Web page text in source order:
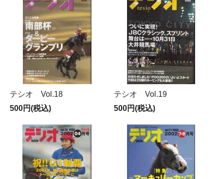
テシオ Vol.18
500円(税込)
テシオ Vol.19
500円(税込)